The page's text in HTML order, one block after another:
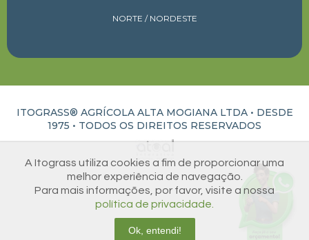
NORTE / NORDESTE
ITOGRASS® AGRÍCOLA ALTA MOGIANA LTDA • DESDE
1975 • TODOS OS DIREITOS RESERVADOS
A Itograss utiliza cookies a fim de proporcionar uma
melhor experiência de navegação.
Para mais informações, por favor, visite a nossa
política de privacidade.
Ok, entendi!